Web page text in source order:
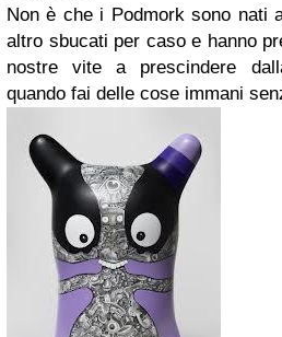
Non è che i Podmork sono nati
altro sbucati per caso e hanno
nostre vite a prescindere
quando fai delle cose immani